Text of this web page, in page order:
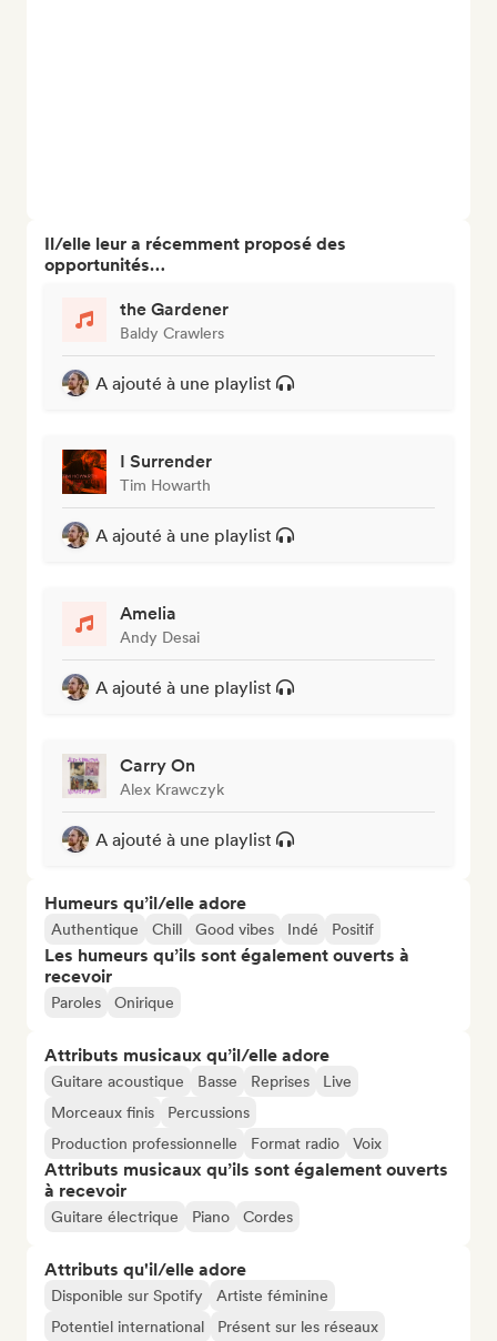
Il/elle leur a récemment proposé des
opportunités…
the Gardener
Baldy Crawlers
A ajouté à une playlist
I Surrender
Tim Howarth
A ajouté à une playlist
Amelia
Andy Desai
A ajouté à une playlist
Carry On
Alex Krawczyk
A ajouté à une playlist
Humeurs qu’il/elle adore
Authentique Chill Good vibes Indé Positif
Les humeurs qu’ils sont également ouverts à
recevoir
Paroles Onirique
Attributs musicaux qu’il/elle adore
Guitare acoustique Basse Reprises
Live
Morceaux finis
Percussions
Production professionnelle
Format radio Voix
Attributs musicaux qu’ils sont également ouverts
à recevoir
Guitare électrique Piano Cordes
Attributs qu'il/elle adore
Disponible sur Spotify
Artiste féminine
Potentiel international
Présent sur les réseaux